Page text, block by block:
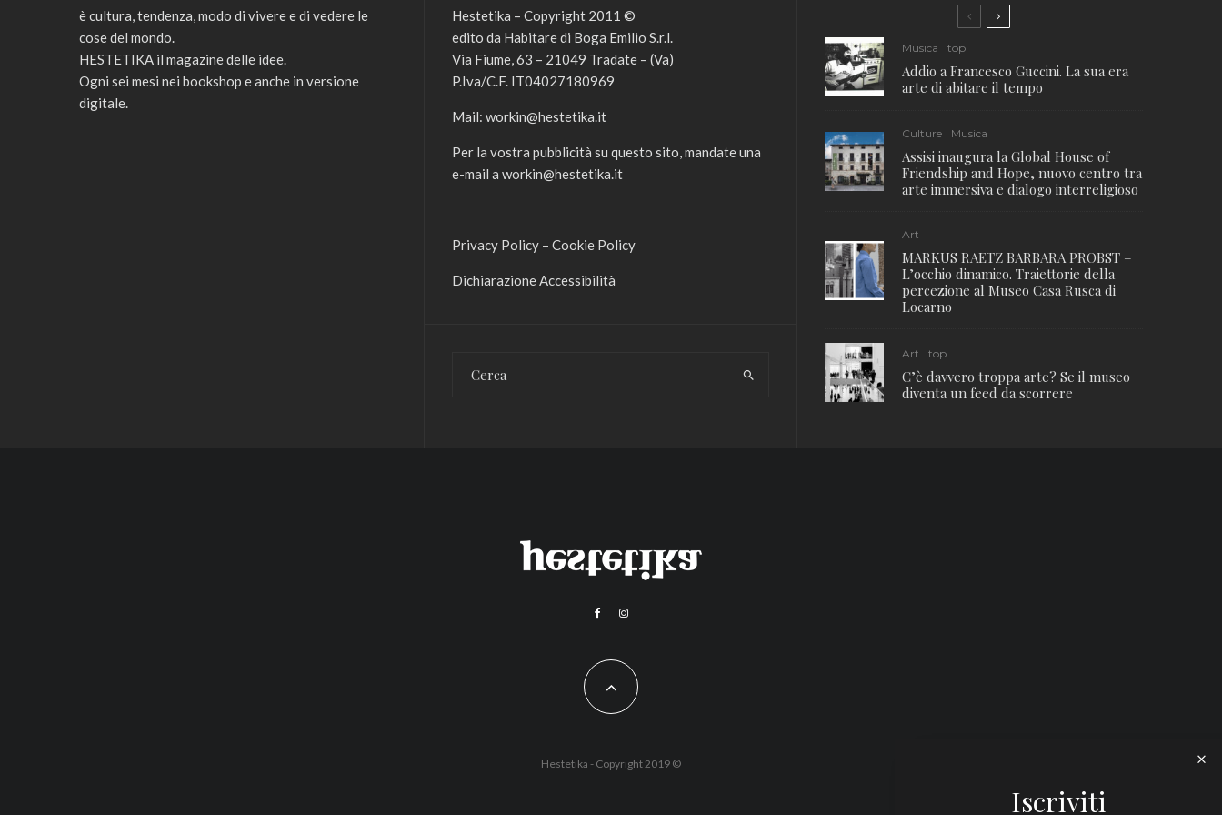
è cultura, tendenza, modo di vivere e di vedere le
cose del mondo.
HESTETIKA il magazine delle idee.
Ogni sei mesi nei bookshop e anche in versione
digitale.
Hestetika – Copyright 2011 ©
edito da Habitare di Boga Emilio S.r.l.
Via Fiume, 63 – 21049 Tradate – (Va)
P.Iva/C.F. IT04027180969
Mail: workin@hestetika.it
Per la vostra pubblicità su questo sito, mandate una
e-mail a workin@hestetika.it
Privacy Policy – Cookie Policy
Dichiarazione Accessibilità
Musica top
Addio a Francesco Guccini. La sua era
arte di abitare il tempo
Culture Musica
Assisi inaugura la Global House of
Friendship and Hope, nuovo centro tra
arte immersiva e dialogo interreligioso
Art
MARKUS RAETZ BARBARA PROBST –
L’occhio dinamico. Traiettorie della
percezione al Museo Casa Rusca di
Locarno
Art top
C’è davvero troppa arte? Se il museo
diventa un feed da scorrere
Hestetika - Copyright 2019 ©
Iscriviti